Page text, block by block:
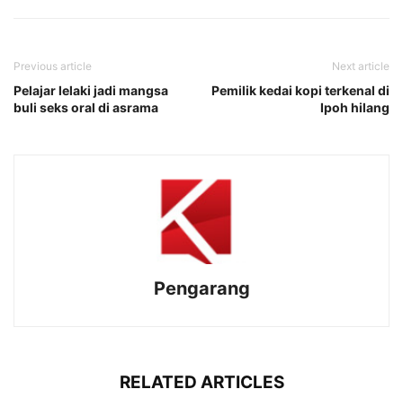
Previous article
Pelajar lelaki jadi mangsa
buli seks oral di asrama
Next article
Pemilik kedai kopi terkenal di
Ipoh hilang
Pengarang
RELATED ARTICLES